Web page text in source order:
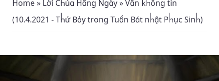
Home» Lời Chúa Hằng Ngày» Vẫn không tin
(10.4.2021 - Thứ Bảy trong Tuần Bát nhật Phục Sinh)